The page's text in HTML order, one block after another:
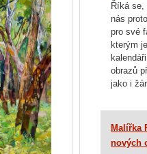
Říká se,
nás
pro své
kterým
obrazů
jako i
Malířka
nových